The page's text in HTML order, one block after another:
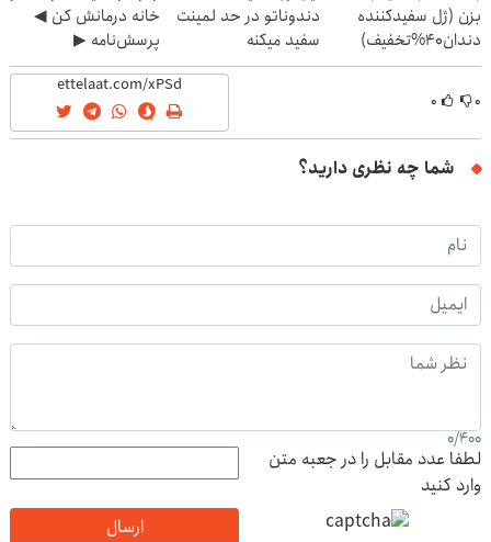
بزن (ژل سفیدکننده
دندان40%تخفیف)
دندوناتو در حد لمینت
سفید میکنه
(40%تخفیف)
خانه درمانش کن ◀
پرسش‌نامه ▶
۰ ۰
شما چه نظری دارید؟
0/400
لطفا عدد مقابل را در جعبه متن
وارد کنید
ارسال